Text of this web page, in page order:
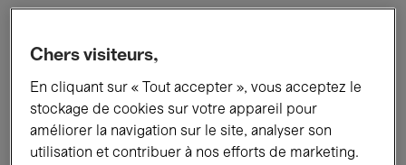
Tous les événements Concerts
Expositions Films Performances
Chers visiteurs,
En cliquant sur « Tout accepter », vous acceptez le
stockage de cookies sur votre appareil pour
améliorer la navigation sur le site, analyser son
utilisation et contribuer à nos efforts de marketing.